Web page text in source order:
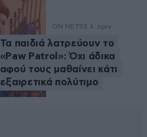
ON NET53 λ. πριν
Τα παιδιά λατρεύουν το
«Paw Patrol»: Όχι άδικα
αφού τους μαθαίνει κάτι
εξαιρετικά πολύτιμο